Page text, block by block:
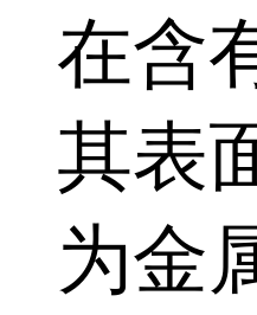
在含
其表
为金